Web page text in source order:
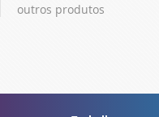
outros produtos